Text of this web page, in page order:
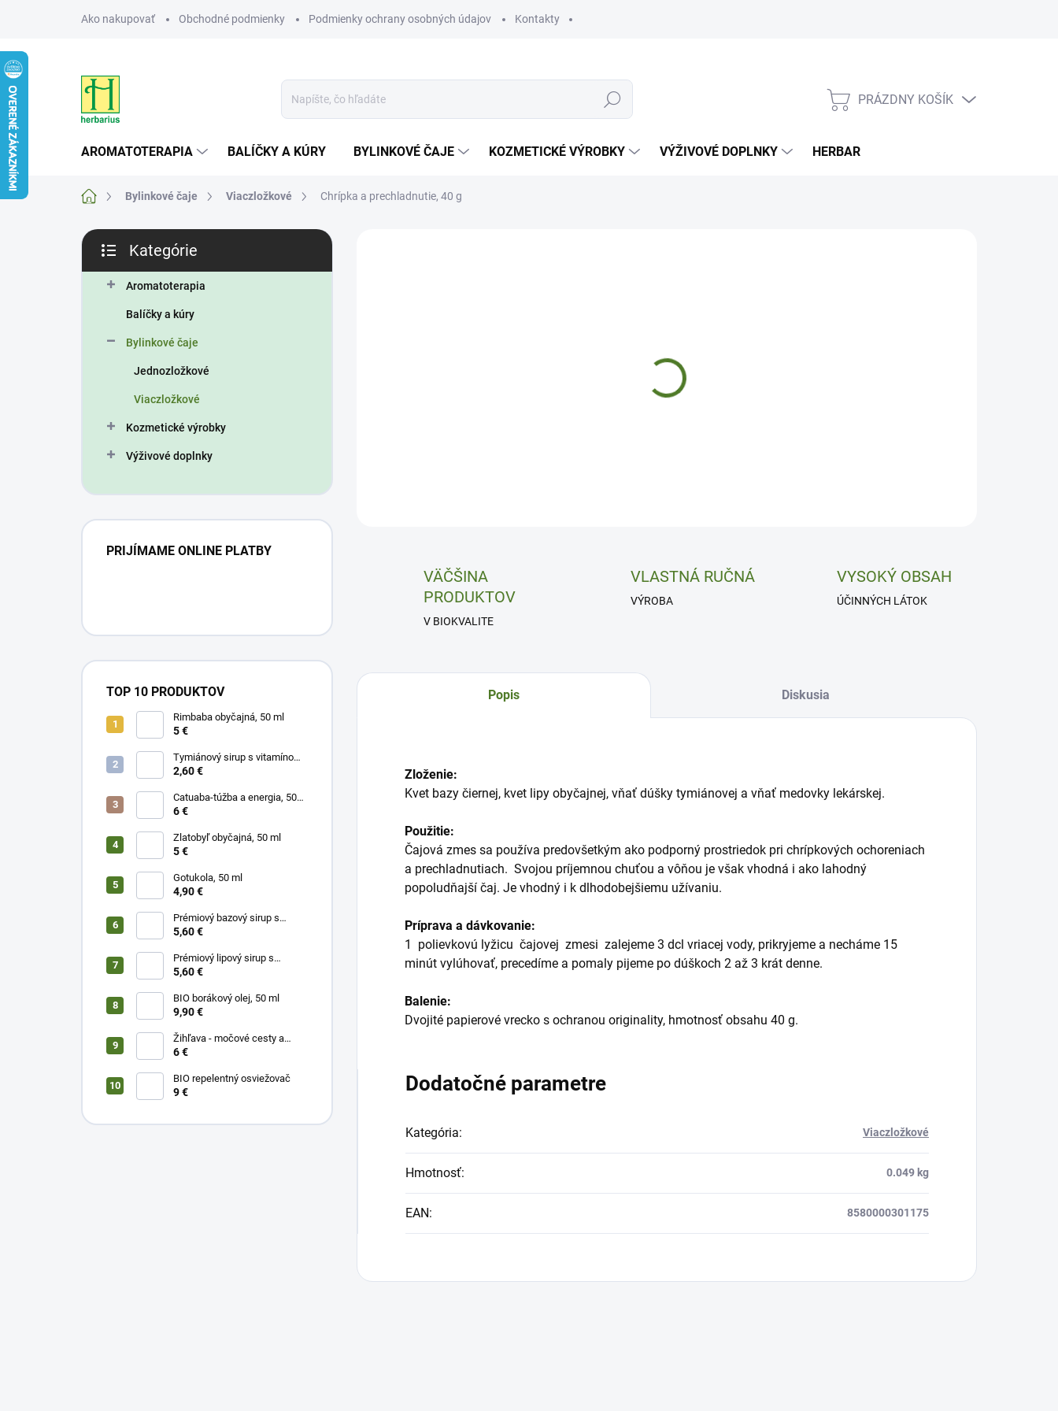
Ako nakupovať Obchodné podmienky Podmienky ochrany osobných údajov Kontakty
Hľadať
NÁKUPNÝ
PRÁZDNY KOŠÍK
AROMATOTERAPIA BALÍČKY A KÚRY BYLINKOVÉ ČAJE KOZMETICKÉ VÝROBKY VÝŽIVOVÉ DOPLNKY HERBAR
DomovBylinkové čaje Viaczložkové Chrípka a prechladnutie, 40 g
B
č
kategórie
Kategórie
Aromatoterapia
Balíčky a kúry
Bylinkové čaje
Jednozložkové
Viaczložkové
Kozmetické výrobky
Výživové doplnky
PRIJÍMAME ONLINE PLATBY
TOP 10 PRODUKTOV
Rimbaba obyčajná, 50 ml
5 €
Tymiánový sirup s vitamínom
C
2,60 €
Catuaba-túžba a energia, 50
ml
6 €
Zlatobyľ obyčajná, 50 ml
5 €
Gotukola, 50 ml
4,90 €
Prémiový bazový sirup s
limetkou a vitam. C
5,60 €
Prémiový lipový sirup s
citrónom a vitamínom C
5,60 €
BIO borákový olej, 50 ml
9,90 €
Žihľava - močové cesty a
prostata, 50 ml
6 €
BIO repelentný osviežovač
9 €
VÄČŠINA
PRODUKTOV
V BIOKVALITE
VLASTNÁ RUČNÁ
VÝROBA
VYSOKÝ OBSAH
ÚČINNÝCH LÁTOK
Popis Diskusia
Zloženie:
Kvet bazy čiernej, kvet lipy obyčajnej, vňať dúšky tymiánovej a vňať medovky lekárskej.
Použitie:
Čajová zmes sa používa predovšetkým ako podporný prostriedok pri chrípkových ochoreniach
a prechladnutiach. Svojou príjemnou chuťou a vôňou je však vhodná i ako lahodný
popoludňajší čaj. Je vhodný i k dlhodobejšiemu užívaniu.
Príprava a dávkovanie:
1 polievkovú lyžicu čajovej zmesi zalejeme 3 dcl vriacej vody, prikryjeme a necháme 15
minút vylúhovať, precedíme a pomaly pijeme po dúškoch 2 až 3 krát denne.
Balenie:
Dvojité papierové vrecko s ochranou originality, hmotnosť obsahu 40 g.
Dodatočné parametre
Kategória: Viaczložkové
Hmotnosť: 0.049 kg
EAN: 8580000301175